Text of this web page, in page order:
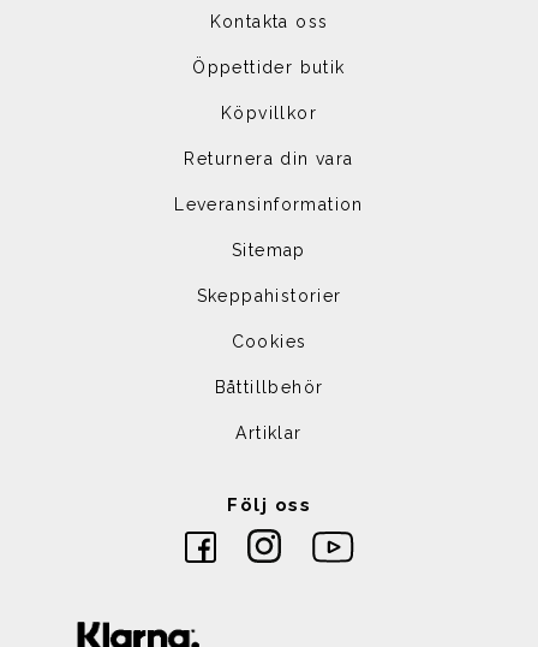
Kontakta oss
Öppettider butik
Köpvillkor
Returnera din vara
Leveransinformation
Sitemap
Skeppahistorier
Cookies
Båttillbehör
Artiklar
Följ oss